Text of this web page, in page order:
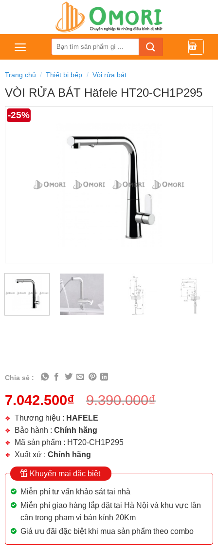
dung
Tìm
kiếm:
Trang chủ / Thiết bị bếp / Vòi rửa bát
VÒI RỬA BÁT Häfele HT20-CH1P295
-25%
Chia sẻ :
7.042.500₫ 9.390.000₫
Thương hiệu : HAFELE
Bảo hành : Chính hãng
Mã sản phẩm : HT20-CH1P295
Xuất xứ : Chính hãng
Khuyến mại đặc biệt
Miễn phí tư vấn khảo sát tại nhà
Miễn phí giao hàng lắp đặt tại Hà Nội và khu vực lân
cận trong phạm vi bán kính 20Km
Giá ưu đãi đặc biệt khi mua sản phẩm theo combo